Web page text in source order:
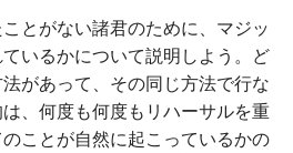
とがない諸君のために、マジッ
いるかについて説明しよう。ど
があって、その同じ方法で行な
、何度も何度もリハーサルを重
ことが自然に起こっているかの